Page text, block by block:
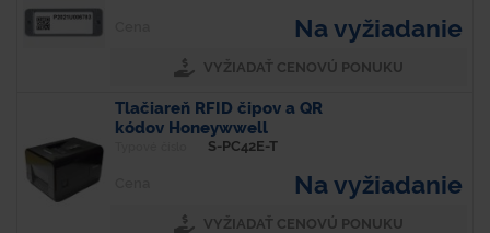
Na vyžiadanie
VYŽIADAŤ CENOVÚ PONUKU
Tlačiareň RFID čipov a QR
kódov Honeywwell
S-PC42E-T
Na vyžiadanie
VYŽIADAŤ CENOVÚ PONUKU